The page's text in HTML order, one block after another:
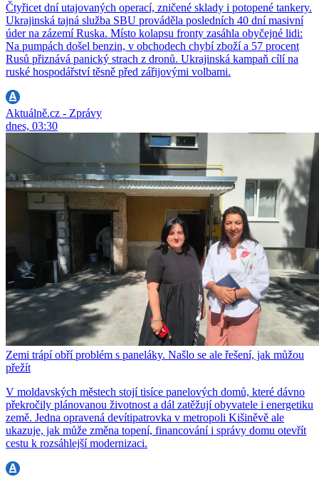
Čtyřicet dní utajovaných operací, zničené sklady i potopené tankery.
Ukrajinská tajná služba SBU prováděla posledních 40 dní masivní
úder na zázemí Ruska. Místo kolapsu fronty zasáhla obyčejné lidi:
Na pumpách došel benzin, v obchodech chybí zboží a 57 procent
Rusů přiznává panický strach z dronů. Ukrajinská kampaň cílí na
ruské hospodářství těsně před zářijovými volbami.
Aktuálně.cz - Zprávy
dnes, 03:30
Zemi trápí obří problém s paneláky. Našlo se ale řešení, jak můžou
přežít
V moldavských městech stojí tisíce panelových domů, které dávno
překročily plánovanou životnost a dál zatěžují obyvatele i energetiku
země. Jedna opravená devítipatrovka v metropoli Kišiněvě ale
ukazuje, jak může změna topení, financování i správy domu otevřít
cestu k rozsáhlejší modernizaci.